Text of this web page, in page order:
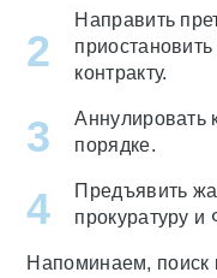
Направить
контракту.
Аннулировать
порядке.
Предъявить
прокуратуру
Напоминаем, поиск